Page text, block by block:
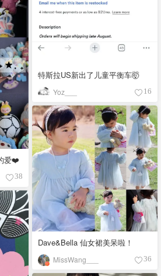
特斯拉US新出了儿童平衡车🤯
Yoz___ 16
爱❤️
38
Dave&Bella 仙女裙美呆啦！
MissWang___ 36